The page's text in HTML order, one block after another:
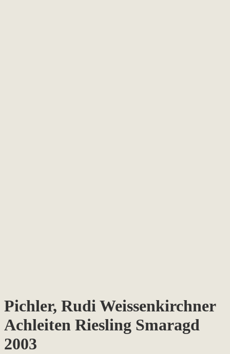
Pichler, Rudi Weissenkirchner
Achleiten Riesling Smaragd
2003